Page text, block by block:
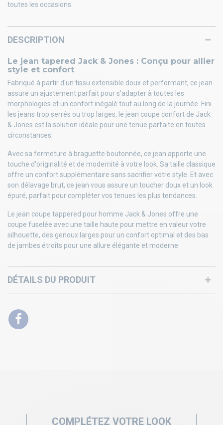
toutes les occasions.
DESCRIPTION
Le jean tapered Jack & Jones : Conçu pour allier
style et confort
Fabriqué à partir d'un tissu extensible doux et performant, ce jean
assure un ajustement parfait pour s'adapter à toutes les
morphologies et un confort inégalé tout au long de la journée. Fini
les jeans trop serrés ou trop larges, le jean coupe confort de Jack
& Jones est la solution idéale pour une tenue parfaite en toutes
circonstances.
Avec sa fermeture à braguette boutonnée, ce jean apporte une
touche d'originalité et de modernité à votre look. Sa taille classique
offre un confort supplémentaire sans sacrifier votre style. Et avec
son délavage brut, ce jean vous assure un toucher doux et un look
épuré, parfait pour compléter vos tenues les plus tendances.
Le jean coupe tappered pour homme Jack & Jones offre une
coupe fuselée avec une taille haute pour mettre en valeur votre
silhouette, des genoux larges pour un confort optimal et des bas
de jambes étroits pour une allure élégante et moderne.
DÉTAILS DU PRODUIT
COMPLÉTEZ VOTRE LOOK